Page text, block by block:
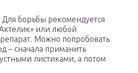
борьбы рекомендуется
или любой
Можно попробовать
– сначала приманить
листиками, а потом